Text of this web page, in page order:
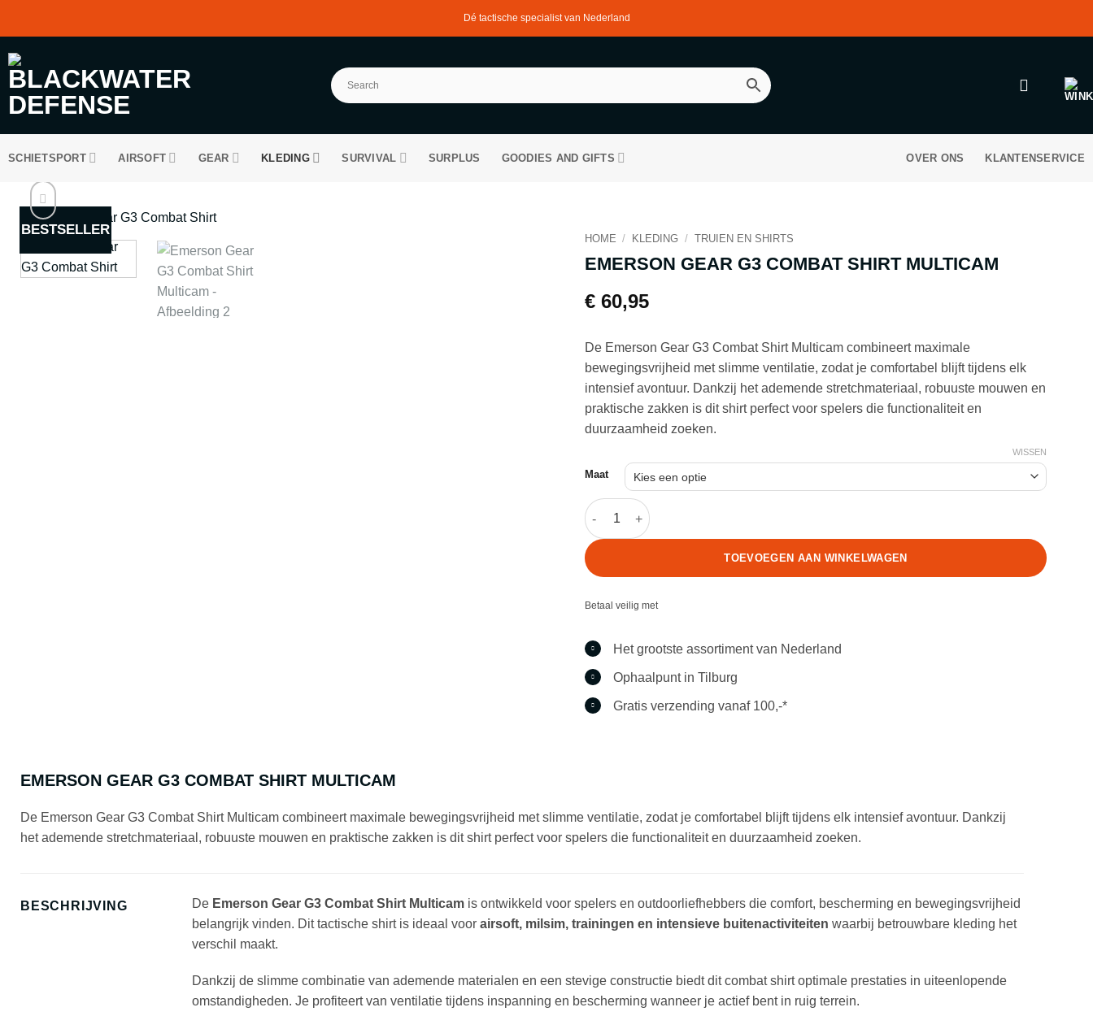
inhoud
Dé tactische specialist van Nederland
SCHIETSPORT AIRSOFT GEAR KLEDING SURVIVAL SURPLUS GOODIES AND GIFTS OVER ONS KLANTENSERVICE
BESTSELLER
HOME / KLEDING / TRUIEN EN SHIRTS
EMERSON GEAR G3 COMBAT SHIRT MULTICAM
€60,95
De Emerson Gear G3 Combat Shirt Multicam combineert maximale
bewegingsvrijheid met slimme ventilatie, zodat je comfortabel blijft tijdens elk
intensief avontuur. Dankzij het ademende stretchmateriaal, robuuste mouwen en
praktische zakken is dit shirt perfect voor spelers die functionaliteit en
duurzaamheid zoeken.
Maat
WISSEN
Emerson Gear G3 Combat Shirt Multicam aantal
TOEVOEGEN AAN WINKELWAGEN
Betaal veilig met
Het grootste assortiment van Nederland
Ophaalpunt in Tilburg
Gratis verzending vanaf 100,-*
EMERSON GEAR G3 COMBAT SHIRT MULTICAM
De Emerson Gear G3 Combat Shirt Multicam combineert maximale bewegingsvrijheid met slimme ventilatie, zodat je comfortabel blijft tijdens elk intensief avontuur. Dankzij
het ademende stretchmateriaal, robuuste mouwen en praktische zakken is dit shirt perfect voor spelers die functionaliteit en duurzaamheid zoeken.
BESCHRIJVING De Emerson Gear G3 Combat Shirt Multicamis ontwikkeld voor spelers en outdoorliefhebbers die comfort, bescherming en bewegingsvrijheid
belangrijk vinden. Dit tactische shirt is ideaal voor airsoft, milsim, trainingen en intensieve buitenactiviteiten waarbij betrouwbare kleding het
verschil maakt.
Dankzij de slimme combinatie van ademende materialen en een stevige constructie biedt dit combat shirt optimale prestaties in uiteenlopende
omstandigheden. Je profiteert van ventilatie tijdens inspanning en bescherming wanneer je actief bent in ruig terrein.